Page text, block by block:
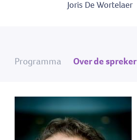
Joris De Wortelaer
Programma Over de spreker